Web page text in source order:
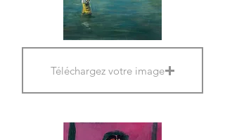
Téléchargez votre image